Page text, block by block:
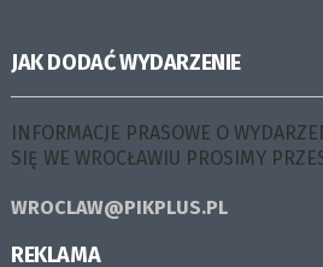
JAK DODAĆ WYDARZENIE
INFORMACJE PRASOWE O
SIĘ WE WROCŁAWIU PROSIMY
WROCLAW@PIKPLUS.PL
REKLAMA